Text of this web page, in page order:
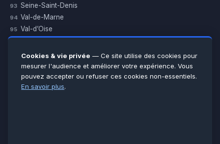
93 Seine-Saint-Denis
94 Val-de-Marne
95 Val-d’Oise
Essonne
Seine-et-Marne
Voir toutes les villes →
Cookies & vie privée — Ce site utilise des cookies pour
mesurer l'audience et améliorer votre expérience. Vous
pouvez accepter ou refuser ces cookies non-essentiels.
En savoir plus.